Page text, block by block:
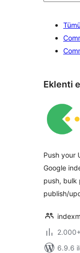
Tümü
Eklenti
Push your
Google
push, bulk
publish/
6.9.6